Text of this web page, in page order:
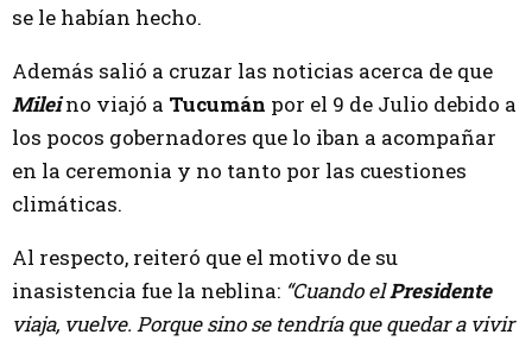
se le habían hecho.
Además salió a cruzar las noticias acerca de que
Mileino viajó a Tucumán por el 9 de Julio debido a
los pocos gobernadores que lo iban a acompañar
en la ceremonia y no tanto por las cuestiones
climáticas.
Al respecto, reiteró que el motivo de su
inasistencia fue la neblina: “Cuando elPresidente
viaja, vuelve. Porque sino se tendría que quedar a vivir